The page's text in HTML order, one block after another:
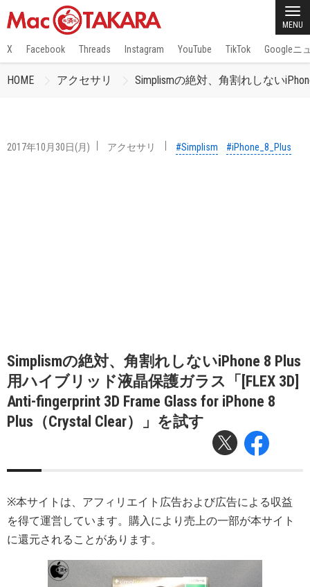
MENU
X Facebook Threads Instagram YouTube TikTok Googleニ
HOME アクセサリ Simplismの絶対、角割れしない
2017年10月30日(月) アクセサリ #Simplism #iPhone_8_Plus
Simplismの絶対、角割れしないiPhone 8 Plus
用ハイブリッド液晶保護ガラス「[FLEX 3D]
Anti-fingerprint 3D Frame Glass for iPhone 8
Plus（Crystal Clear）」を試す
※本サイトは、アフィリエイト広告および広告による収益
を得て運営しています。購入により売上の一部が本サイト
に還元されることがあります。